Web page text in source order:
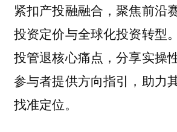
紧扣产投融融合，聚焦前沿
投资定价与全球化投资转型
投管退核心痛点，分享实操
参与者提供方向指引，助力
找准定位。